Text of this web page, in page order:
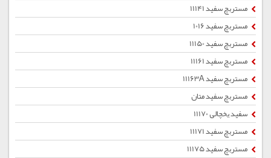
مستربچ سفید 11141
مستربچ سفید 1016
مستربچ سفید 11150
مستربچ سفید 11161
مستربچ سفید 11163A
مستربچ سفید متان
سفید یخچالی 11170
مستربچ سفید 11171
مستربچ سفید 11175